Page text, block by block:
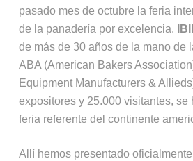
pasado mes de octubre la feria
de la panadería por excelencia.
de más de 30 años de la mano de
ABA (American Bakers
Equipment Manufacturers &
expositores y 25.000 visitantes, se
feria referente del continente
Allí hemos presentado